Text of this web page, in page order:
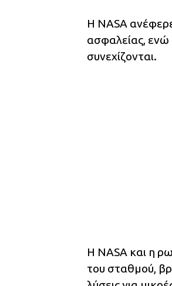
Η NASA
ασφαλείας, ενώ
συνεχίζονται.
Η NASA και η
του σταθμού,